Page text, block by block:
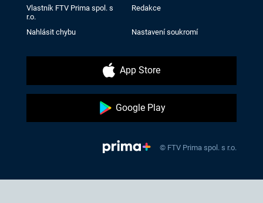
Vlastník FTV Prima spol. s
r.o.
Redakce
Nahlásit chybu Nastavení soukromí
App Store
Google Play
© FTV Prima spol. s r.o.